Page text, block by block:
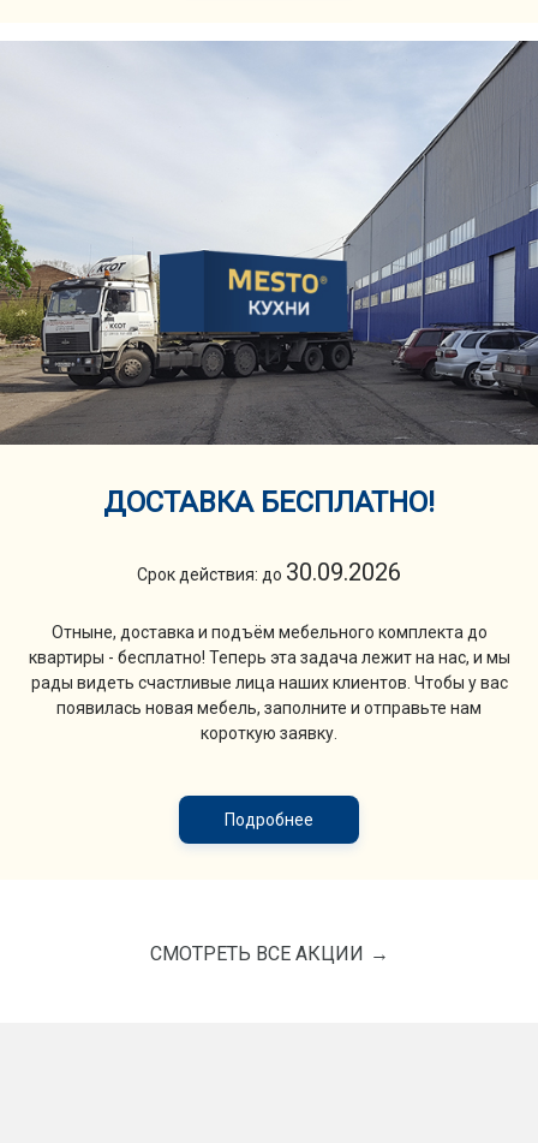
ДОСТАВКА БЕСПЛАТНО!
Срок действия: до 30.09.2026
Отныне, доставка и подъём мебельного комплекта до
квартиры - бесплатно! Теперь эта задача лежит на нас, и мы
рады видеть счастливые лица наших клиентов. Чтобы у вас
появилась новая мебель, заполните и отправьте нам
короткую заявку.
Подробнее
СМОТРЕТЬ ВСЕ АКЦИИ